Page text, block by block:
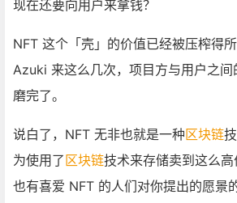
现在还要向用户来拿钱？
NFT 这个「壳」的价值已经被压榨得
Azuki 来这么几次，项目方与用户之
磨完了。
说白了，NFT 无非也就是一种区块链
为使用了 区块链技术来存储卖到这么高
也有喜爱 NFT 的人们对你提出的愿景